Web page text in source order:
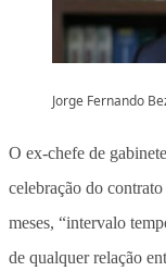
Jorge Fernando
O ex-chefe de
celebração do
meses, “intervalo
de qualquer relação